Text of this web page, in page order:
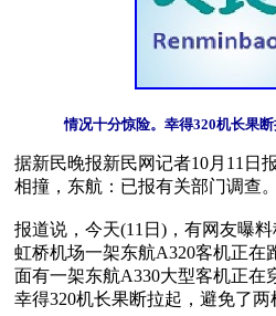
情况十分惊险。幸得320机长果断
据新民晚报新民网记者10月11日
相撞，东航：已报有关部门调查。
报道说，今天(11日)，有网友曝
虹桥机场一架东航A320客机正在
面有一架东航A330大型客机正在
幸得320机长果断拉起，避免了两